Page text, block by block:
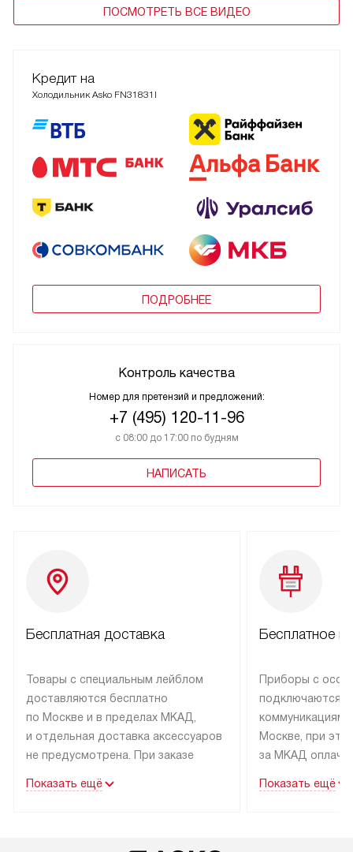
ПОСМОТРЕТЬ ВСЕ ВИДЕО
Кредит на
Холодильник Asko FN31831I
ПОДРОБНЕЕ
Контроль качества
Номер для претензий и предложений:
+7 (495) 120-11-96
с 08:00 до 17:00 по будням
НАПИСАТЬ
Бесплатная доставка
Товары с специальным лейблом
доставляются бесплатно
по Москве и в пределах МКАД,
и отдельная доставка аксессуаров
не предусмотрена. При заказе
рекомендуем обсудить
Показать ещё
Бесплатное
Приборы с
подключаются к
коммуникациям
Москве, при
за МКАД
партнера
Показать ещё